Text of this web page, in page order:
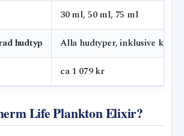
30 ml, 50 ml, 75 ml
hudtyp Alla hudtyper, inklusive
ca 1 079 kr
Life Plankton Elixir?